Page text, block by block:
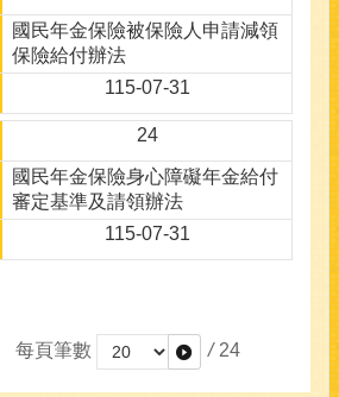
國民年金保險被保險人申請減領
保險給付辦法
115-07-31
24
國民年金保險身心障礙年金給付
審定基準及請領辦法
115-07-31
每頁筆數
/ 24